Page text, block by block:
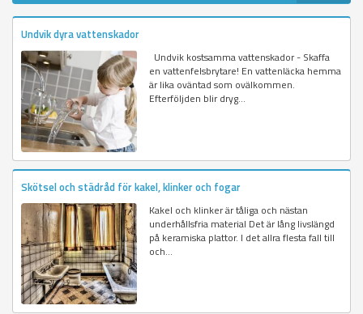
Undvik dyra vattenskador
Undvik kostsamma vattenskador - Skaffa
en vattenfelsbrytare! En vattenläcka hemma
är lika oväntad som ovälkommen.
Efterföljden blir dryg...
Skötsel och städråd för kakel, klinker och fogar
Kakel och klinker är tåliga och nästan
underhållsfria material Det är lång livslängd
på keramiska plattor. I det allra flesta fall till
och...